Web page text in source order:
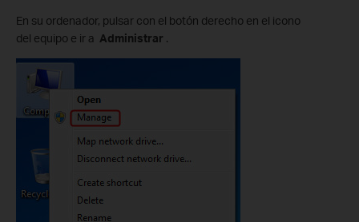
En su ordenador, pulsar con el botón derecho en el icono
del equipo e ir a Administrar .